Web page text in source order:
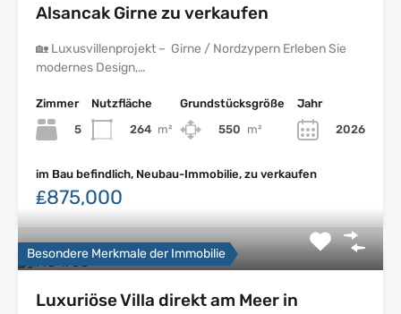
Alsancak Girne zu verkaufen
🏡 Luxusvillenprojekt – Girne / Nordzypern Erleben Sie
modernes Design,…
Zimmer
5
Nutzfläche
264 m²
Grundstücksgröße
550 m²
Jahr
2026
im Bau befindlich, Neubau-Immobilie, zu verkaufen
₤875,000
Besondere Merkmale der Immobilie
Luxuriöse Villa direkt am Meer in